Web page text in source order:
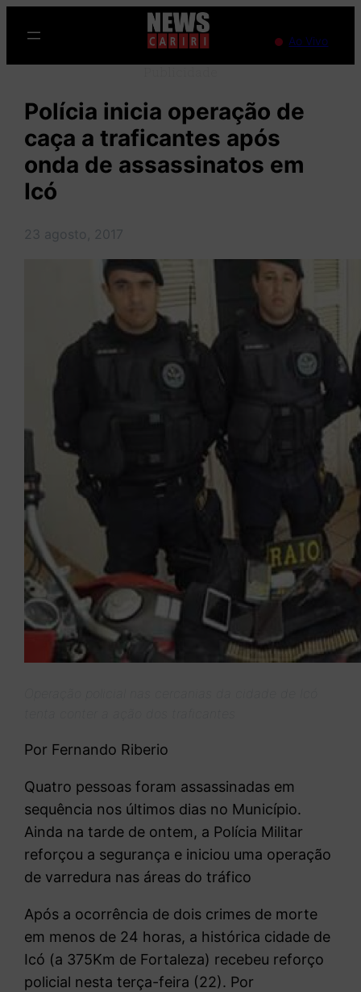
para
o
Ao Vivo
Polícia inicia operação de
caça a traficantes após
onda de assassinatos em
Icó
23 agosto, 2017
Por Fernando Riberio
Quatro pessoas foram assassinadas em
sequência nos últimos dias no Município.
Ainda na tarde de ontem, a Polícia Militar
reforçou a segurança e iniciou uma operação
de varredura nas áreas do tráfico
Após a ocorrência de dois crimes de morte
em menos de 24 horas, a histórica cidade de
Icó (a 375Km de Fortaleza) recebeu reforço
policial nesta terça-feira (22). Por